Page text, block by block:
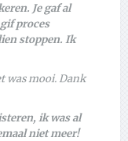
Je gaf al
proces
stoppen. Ik
was mooi. Dank
ik was al
niet meer!